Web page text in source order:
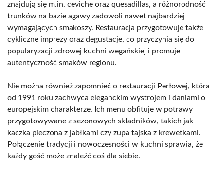
znajdują się m.in. ceviche oraz quesadillas, a różnorodność
trunków na bazie agawy zadowoli nawet najbardziej
wymagających smakoszy. Restauracja przygotowuje także
cykliczne imprezy oraz degustacje, co przyczynia się do
popularyzacji zdrowej kuchni wegańskiej i promuje
autentyczność smaków regionu.
Nie można również zapomnieć o restauracji Perłowej, która
od 1991 roku zachwyca eleganckim wystrojem i daniami o
europejskim charakterze. Ich menu obfituje w potrawy
przygotowywane z sezonowych składników, takich jak
kaczka pieczona z jabłkami czy zupa tajska z krewetkami.
Połączenie tradycji i nowoczesności w kuchni sprawia, że
każdy gość może znaleźć coś dla siebie.